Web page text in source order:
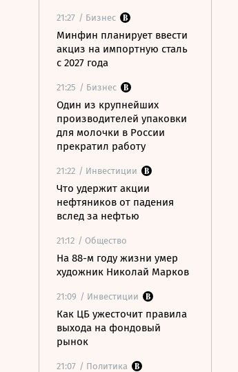
21:27 / Бизнес
Минфин планирует ввести
акциз на импортную сталь
с 2027 года
21:25 / Бизнес
Один из крупнейших
производителей упаковки
для молочки в России
прекратил работу
21:22 / Инвестиции
Что удержит акции
нефтяников от падения
вслед за нефтью
21:12 / Общество
На 88-м году жизни умер
художник Николай Марков
21:09 / Инвестиции
Как ЦБ ужесточит правила
выхода на фондовый
рынок
21:07 / Политика